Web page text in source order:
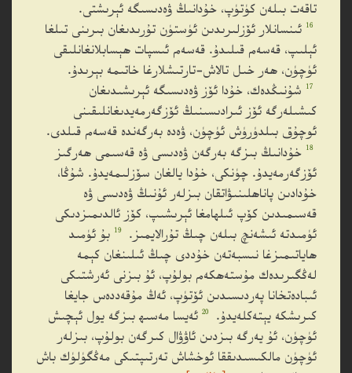
تاقەت بىلەن كۈتۈپ، خۇدانىڭ ۋەدىسىگە ئېرىشتى.
16 ئىنسانلار ئۆزلىرىدىن ئۈستۈن تۇرىدىغان بىرىنى تىلغا
ئېلىپ، قەسەم قىلىدۇ. قەسەم ئىسپات ھېسابلانغانلىقى
ئۈچۈن، ھەر خىل تالاش-تارتىشلارغا خاتىمە بېرىدۇ.
17 شۇنىڭدەك، خۇدا ئۆز ۋەدىسىگە ئېرىشىدىغان
كىشىلەرگە ئۆز ئىرادىسىنىڭ ئۆزگەرمەيدىغانلىقىنى
ئوچۇق بىلدۈرۈش ئۈچۈن، ۋەدە بەرگەندە قەسەم قىلدى.
18 خۇدانىڭ بىزگە بەرگەن ۋەدىسى ۋە قەسىمى ھەرگىز
ئۆزگەرمەيدۇ. چۈنكى، خۇدا يالغان سۆزلىمەيدۇ. شۇڭا،
خۇدادىن پاناھلىنىۋاتقان بىزلەر ئۇنىڭ ۋەدىسى ۋە
قەسىمىدىن كۆپ ئىلھامغا ئېرىشىپ، كۆز ئالدىمىزدىكى
ئۈمىدتە ئىشەنچ بىلەن چىڭ تۇرالايمىز.
19 بۇ ئۈمىد
ھاياتىمىزغا نىسبەتەن خۇددى چىڭ ئىلىنغان كېمە
لەڭگىرىدەك مۇستەھكەم بولۇپ، ئۇ بىزنى ئەرشتىكى
ئىبادەتخانا پەردىسىدىن ئۆتۈپ، ئەڭ مۇقەددەس جايغا
كىرىشكە يېتەكلەيدۇ.
20 ئەيسا مەسىھ بىزگە يول ئېچىش
ئۈچۈن، ئۇ يەرگە بىزدىن ئاۋۋال كىرگەن بولۇپ، بىزلەر
ئۈچۈن مالكىسىدىققا ئوخشاش تەرتىپتىكى مەڭگۈلۈك باش